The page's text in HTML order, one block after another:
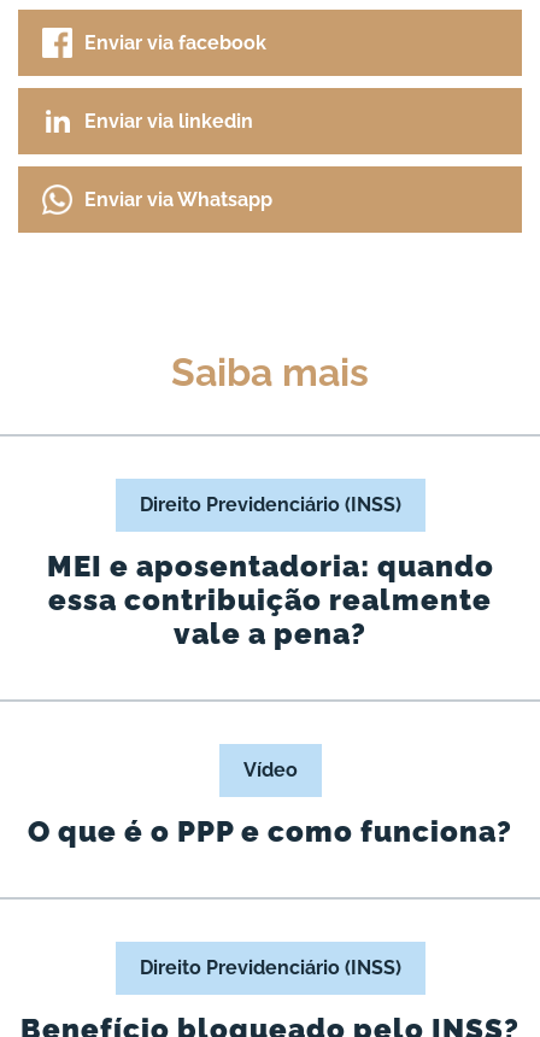
Enviar via facebook
Enviar via linkedin
Enviar via Whatsapp
Saiba mais
Direito Previdenciário (INSS)
MEI e aposentadoria: quando
essa contribuição realmente
vale a pena?
Vídeo
O que é o PPP e como funciona?
Direito Previdenciário (INSS)
Benefício bloqueado pelo INSS?